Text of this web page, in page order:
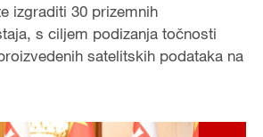
izgraditi 30 prizemnih
s ciljem podizanja točnosti
satelitskih podataka na